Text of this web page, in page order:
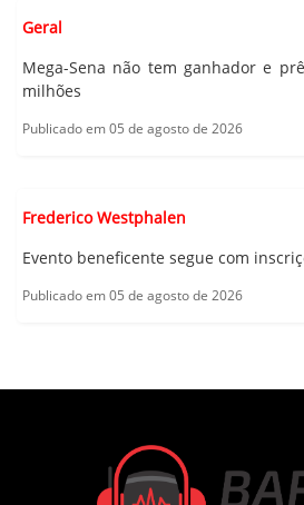
Geral
Mega-Sena não tem ganhador e
milhões
Publicado em 05 de agosto de 2026
Frederico Westphalen
Evento beneficente segue com
Publicado em 05 de agosto de 2026